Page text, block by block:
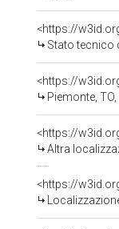
<https://
Stato tecnico
<https://
Piemonte,
<https://
Altra
<https://